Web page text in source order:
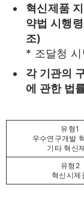
혁신제품
약법 시행
조)
* 조달청
각 기관의
에 관한 법
유형1
우수연구개발
기타 혁신
유형2
혁신시제